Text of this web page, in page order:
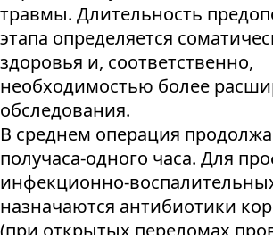
травмы. Длительность
этапа определяется
здоровья и, соответственно,
необходимостью более
обследования.
В среднем операция
получаса-одного часа. Для
инфекционно-
назначаются антибиотики